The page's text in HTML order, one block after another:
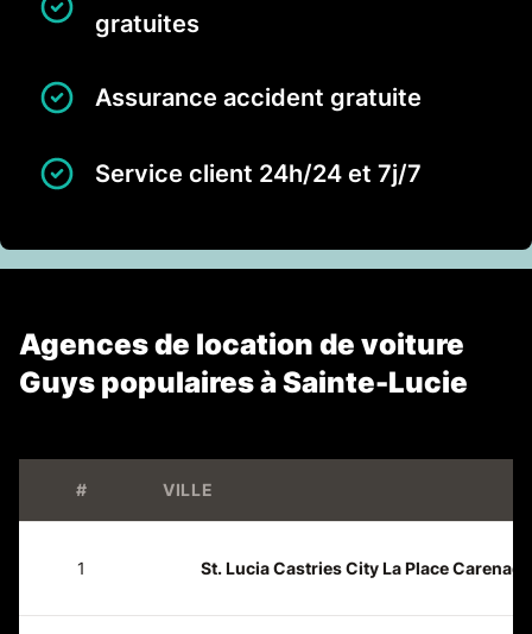
gratuites
Assurance accident gratuite
Service client 24h/24 et 7j/7
Agences de location de voiture
Guys populaires à Sainte-Lucie
# VILLE
1 St. Lucia Castries City La Place Carenage